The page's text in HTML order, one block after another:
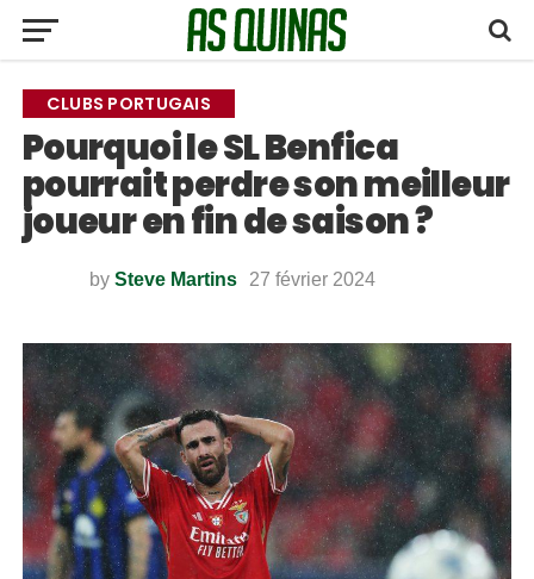
CLUBS PORTUGAIS
Pourquoi le SL Benfica
pourrait perdre son meilleur
joueur en fin de saison ?
by Steve Martins 27 février 2024